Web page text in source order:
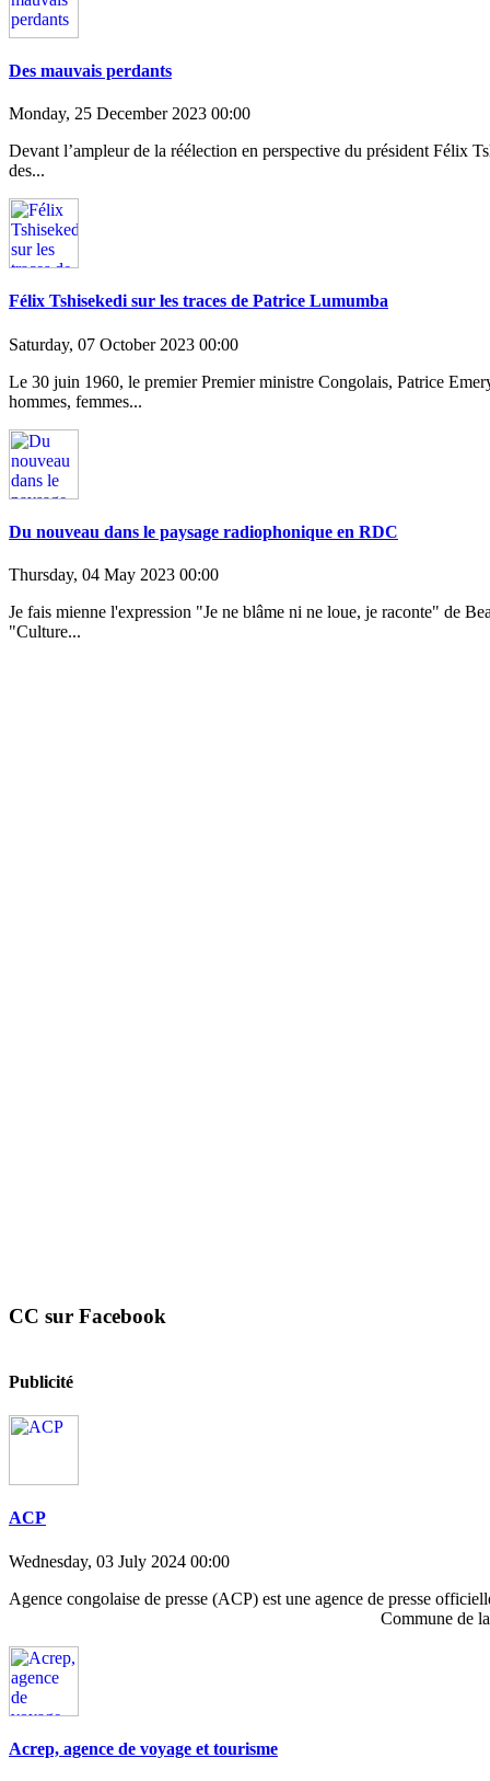
Des mauvais perdants
Monday, 25 December 2023 00:00
Devant l’ampleur de la réélection en perspective du président Félix
des...
Félix Tshisekedi sur les traces de Patrice Lumumba
Saturday, 07 October 2023 00:00
Le 30 juin 1960, le premier Premier ministre Congolais, Patrice
hommes, femmes...
Du nouveau dans le paysage radiophonique en RDC
Thursday, 04 May 2023 00:00
Je fais mienne l'expression "Je ne blâme ni ne loue, je raconte" de
"Culture...
CC sur Facebook
Publicité
ACP
Wednesday, 03 July 2024 00:00
Agence congolaise de presse (ACP) est une
Commune de la Gombe à Kinshasa E-
Acrep, agence de voyage et tourisme